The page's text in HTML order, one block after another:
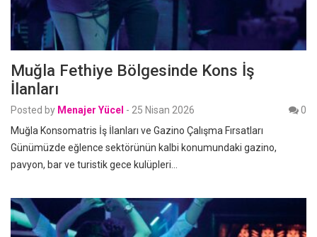
Muğla Fethiye Bölgesinde Kons İş
İlanları
Posted by Menajer Yücel - 25 Nisan 2026
0
Muğla Konsomatris İş İlanları ve Gazino Çalışma Fırsatları
Günümüzde eğlence sektörünün kalbi konumundaki gazino,
pavyon, bar ve turistik gece kulüpleri…